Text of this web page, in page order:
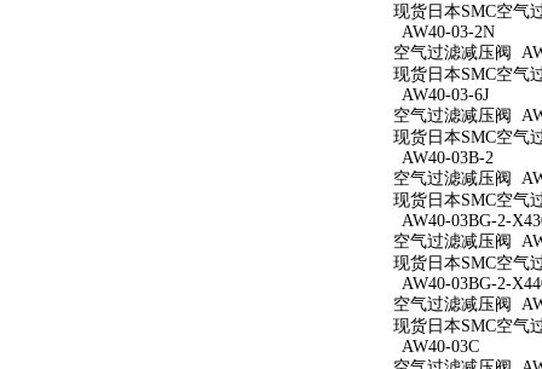
现货日本SMC空气
AW40-03-2N
空气过滤减压阀
现货日本SMC空气
AW40-03-6J
空气过滤减压阀
现货日本SMC空气
AW40-03B-2
空气过滤减压阀
现货日本SMC空气
AW40-03BG-2-
空气过滤减压阀
现货日本SMC空气
AW40-03BG-2-
空气过滤减压阀
现货日本SMC空气
AW40-03C